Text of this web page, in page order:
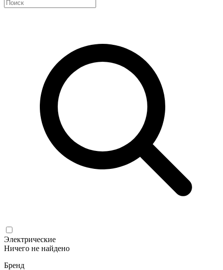
Электрические
Ничего не найдено
Бренд